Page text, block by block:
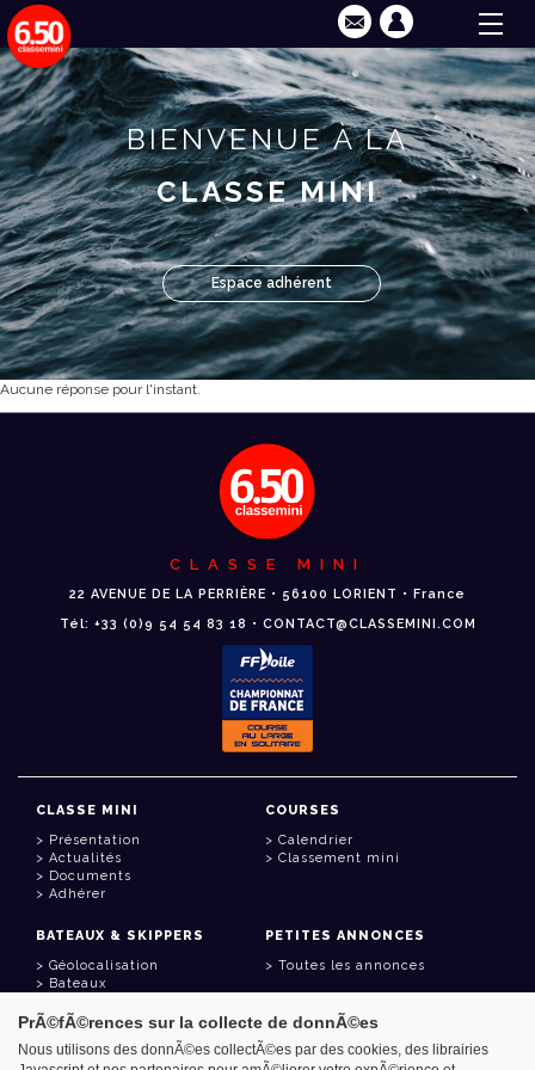
BIENVENUE À LA
CLASSE MINI
Espace adhérent
Aucune réponse pour l'instant.
CLASSE MINI
22 AVENUE DE LA PERRIÈRE • 56100 LORIENT • France
Tél: +33 (0)9 54 54 83 18 • CONTACT@CLASSEMINI.COM
CLASSE MINI
Présentation
Actualités
Documents
Adhérer
COURSES
Calendrier
Classement mini
BATEAUX & SKIPPERS
Géolocalisation
Bateaux
PETITES ANNONCES
Toutes les annonces
LIENS UTILES
PrÃ©fÃ©rences sur la collecte de donnÃ©es
Nous utilisons des donnÃ©es collectÃ©es par des cookies, des librairies